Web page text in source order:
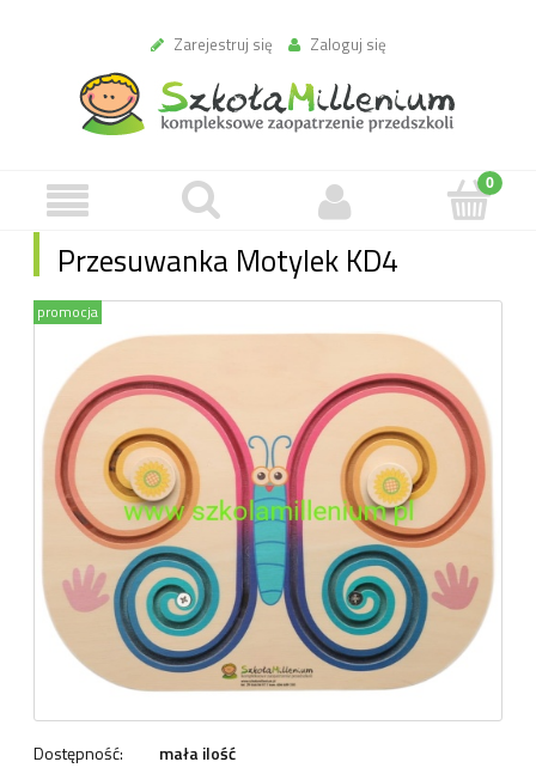
Zarejestruj się Zaloguj się
Przesuwanka Motylek KD4
promocja
Dostępność: mała ilość